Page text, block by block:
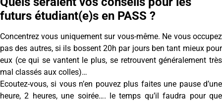
futurs étudiant(e)s en PASS ?
Concentrez vous uniquement sur vous-même. Ne vous occupez
pas des autres, si ils bossent 20h par jours ben tant mieux pour
eux (ce qui se vantent le plus, se retrouvent généralement très
mal classés aux colles)…
Ecoutez-vous, si vous n’en pouvez plus faites une pause d’une
heure, 2 heures, une soirée…. le temps qu’il faudra pour que